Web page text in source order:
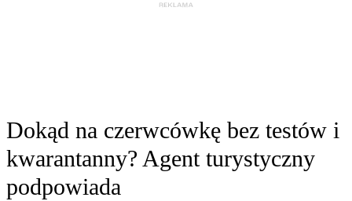
Dokąd na czerwcówkę bez testów i
kwarantanny? Agent turystyczny
podpowiada